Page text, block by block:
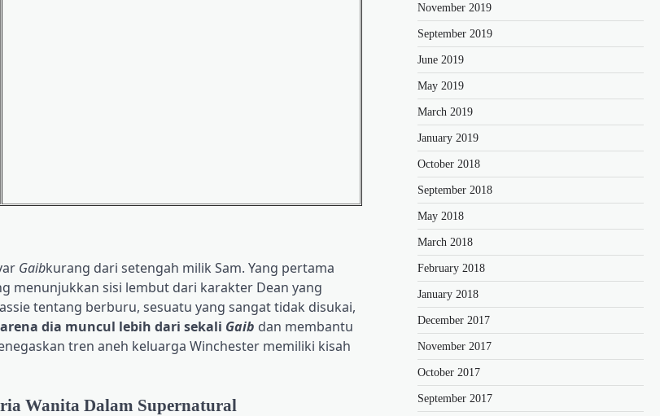
Gaibkurang dari setengah milik Sam. Yang pertama
menunjukkan sisi lembut dari karakter Dean yang
tentang berburu, sesuatu yang sangat tidak disukai,
dia muncul lebih dari sekali Gaib dan membantu
tren aneh keluarga Winchester memiliki kisah
Wanita Dalam Supernatural
November 2019
September 2019
June 2019
May 2019
March 2019
January 2019
October 2018
September 2018
May 2018
March 2018
February 2018
January 2018
December 2017
November 2017
October 2017
September 2017